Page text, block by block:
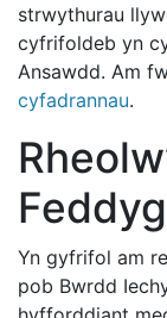
strwythurau
cyfrifoldeb yn
Ansawdd. Am
cyfadrannau.
Yn gyfrifol am
pob Bwrdd